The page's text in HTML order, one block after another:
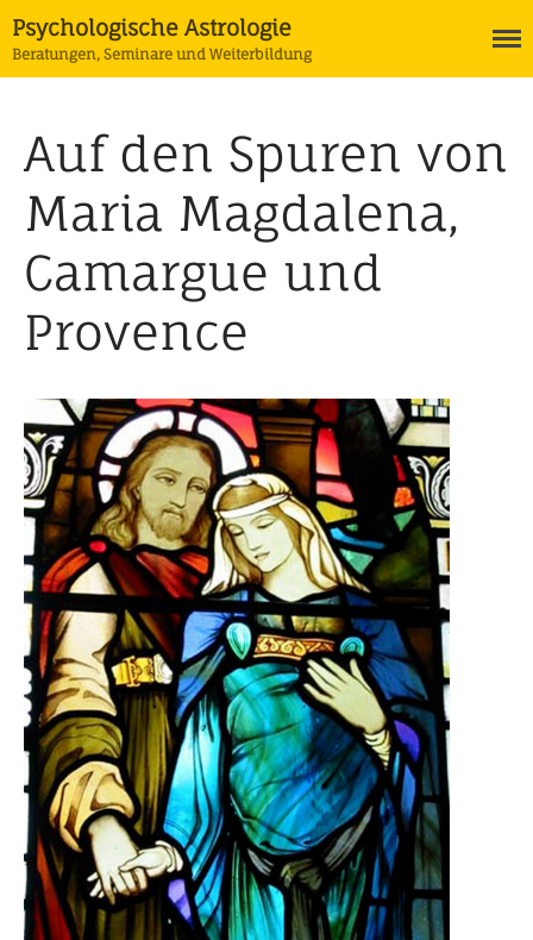
Astrologie
Astrologie
Horoskope
Tarot
Psychologische Astrologie
Beratungen, Seminare und Weiterbildung
Auf den Spuren von
Maria Magdalena,
Camargue und
Provence